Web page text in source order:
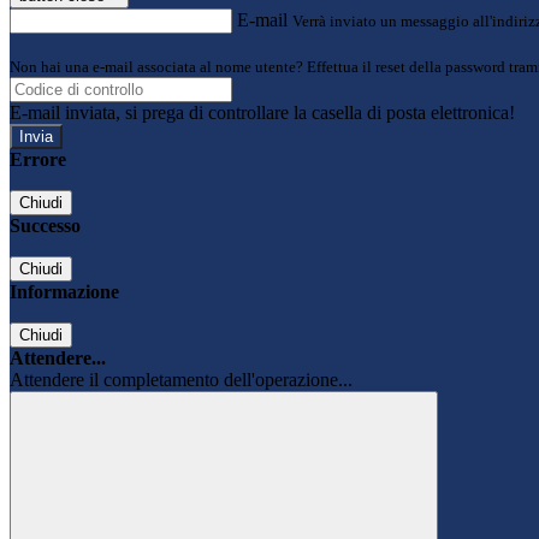
E-mail Verrà inviato un messaggio
Non hai una e-mail associata al nome utente? Effettua il reset della password
E-mail inviata, si prega di controllare la casella di posta elettronica!
Errore
Chiudi
Successo
Chiudi
Informazione
Chiudi
Attendere...
Attendere il completamento dell'operazione...